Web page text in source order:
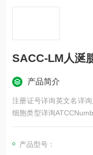
SACC-LM人涎
产品简介
注册证号详询英文名详
细胞类型详询
详询物种来源详询免疫
询器官来源详询运输方
发货客户可根据自身科
产品型号：